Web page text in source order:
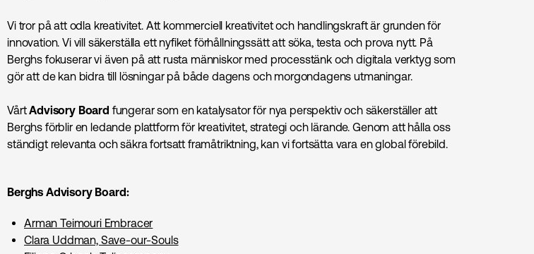
Vi tror på att odla kreativitet. Att kommerciell kreativitet och handlingskraft är grunden för
innovation. Vi vill säkerställa ett nyfiket förhållningssätt att söka, testa och prova nytt. På
Berghs fokuserar vi även på att rusta människor med processtänk och digitala verktyg som
gör att de kan bidra till lösningar på både dagens och morgondagens utmaningar.
VårtAdvisory Board fungerar som en katalysator för nya perspektiv och säkerställer att
Berghs förblir en ledande plattform för kreativitet, strategi och lärande. Genom att hålla oss
ständigt relevanta och säkra fortsatt framåtriktning, kan vi fortsätta vara en global förebild.
Berghs Advisory Board:
Arman Teimouri Embracer
Clara Uddman, Save-our-Souls